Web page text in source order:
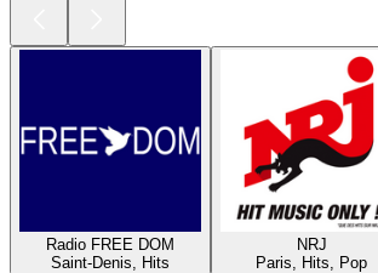
Radio FREE DOM
Saint-Denis, Hits
NRJ
Paris, Hits, Pop